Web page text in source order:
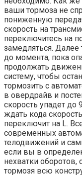
ваши тормоза не
пониженную
скорость на
переключитесь на
замедляться.
до момента, пока
продолжать
систему, чтобы
тормозить с
в овердрайв и
скорость упадет
ждать кода
переключит на L.
современных
телодвижений и
если вы в
нехватки оборотов,
тормозя всю